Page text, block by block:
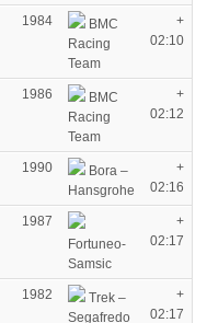
1984
BMC
Racing
Team
+
02:10
1986
BMC
Racing
Team
+
02:12
1990
Bora –
Hansgrohe
+
02:16
1987
Fortuneo-
Samsic
+
02:17
1982
Trek –
Segafredo
+
02:17